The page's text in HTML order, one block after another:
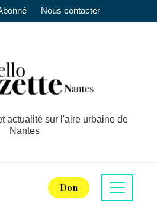
Nous contacter
actualité sur l'aire urbaine de
Nantes
Don